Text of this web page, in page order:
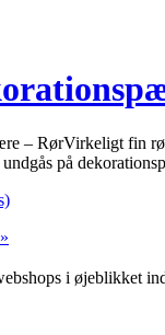
– RørVirkeligt fin
på
i øjeblikket